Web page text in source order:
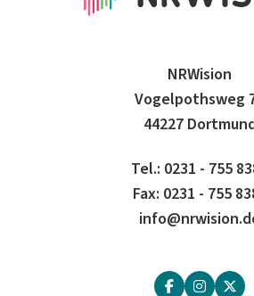
NRWision
Vogelpothsweg
44227
Tel.: 0231 - 755
Fax: 0231 - 755